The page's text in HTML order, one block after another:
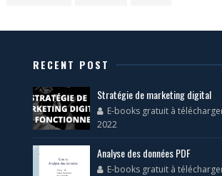
RECENT POST
Stratégie de marketing digital
E-books gratuit à
2022
Analyse des données PDF
E-books gratuit à